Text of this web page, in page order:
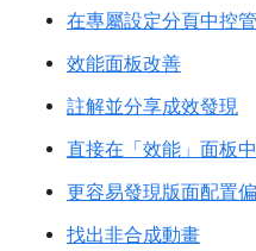
在專屬設定分頁中控
效能面板改善
註解並分享成效發現
直接在「效能」面板
更容易發現版面配置
找出非合成動畫